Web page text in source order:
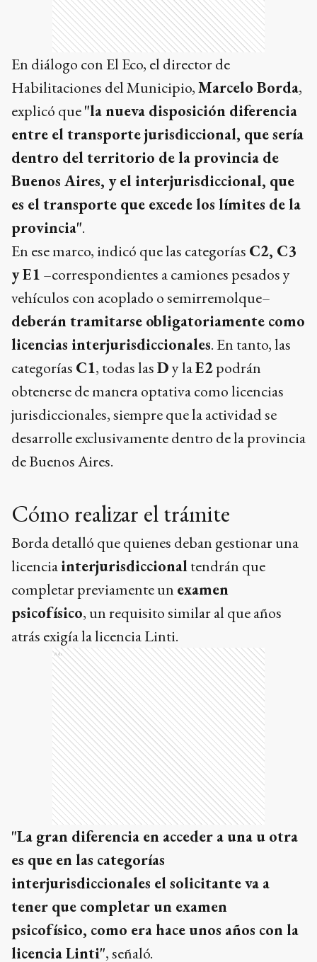
En diálogo con El Eco, el director de
Habilitaciones del Municipio,Marcelo Borda,
explicó que"la nueva disposición diferencia
entre el transporte jurisdiccional, que sería
dentro del territorio de la provincia de
Buenos Aires, y el interjurisdiccional, que
es el transporte que excede los límites de la
provincia".
En ese marco, indicó que las categorías C2, C3
y E1 –correspondientes a camiones pesados y
vehículos con acoplado o semirremolque–
deberán tramitarse obligatoriamente como
licencias interjurisdiccionales. En tanto, las
categorías C1, todas lasDy laE2podrán
obtenerse de manera optativa como licencias
jurisdiccionales, siempre que la actividad se
desarrolle exclusivamente dentro de la provincia
de Buenos Aires.
Cómo realizar el trámite
Borda detalló que quienes deban gestionar una
licenciainterjurisdiccionaltendrán que
completar previamente un examen
psicofísico, un requisito similar al que años
atrás exigía la licencia Linti.
Ads
"La gran diferencia en acceder a una u otra
es que en las categorías
interjurisdiccionales el solicitante va a
tener que completar un examen
psicofísico, como era hace unos años con la
licencia Linti", señaló.